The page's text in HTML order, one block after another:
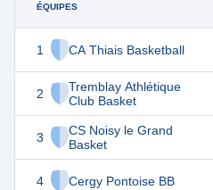
ÉQUIPES
1 CA Thiais Basketball
2
Tremblay Athlétique
Club Basket
3
CS Noisy le Grand
Basket
4 Cergy Pontoise BB
42
40
36
36